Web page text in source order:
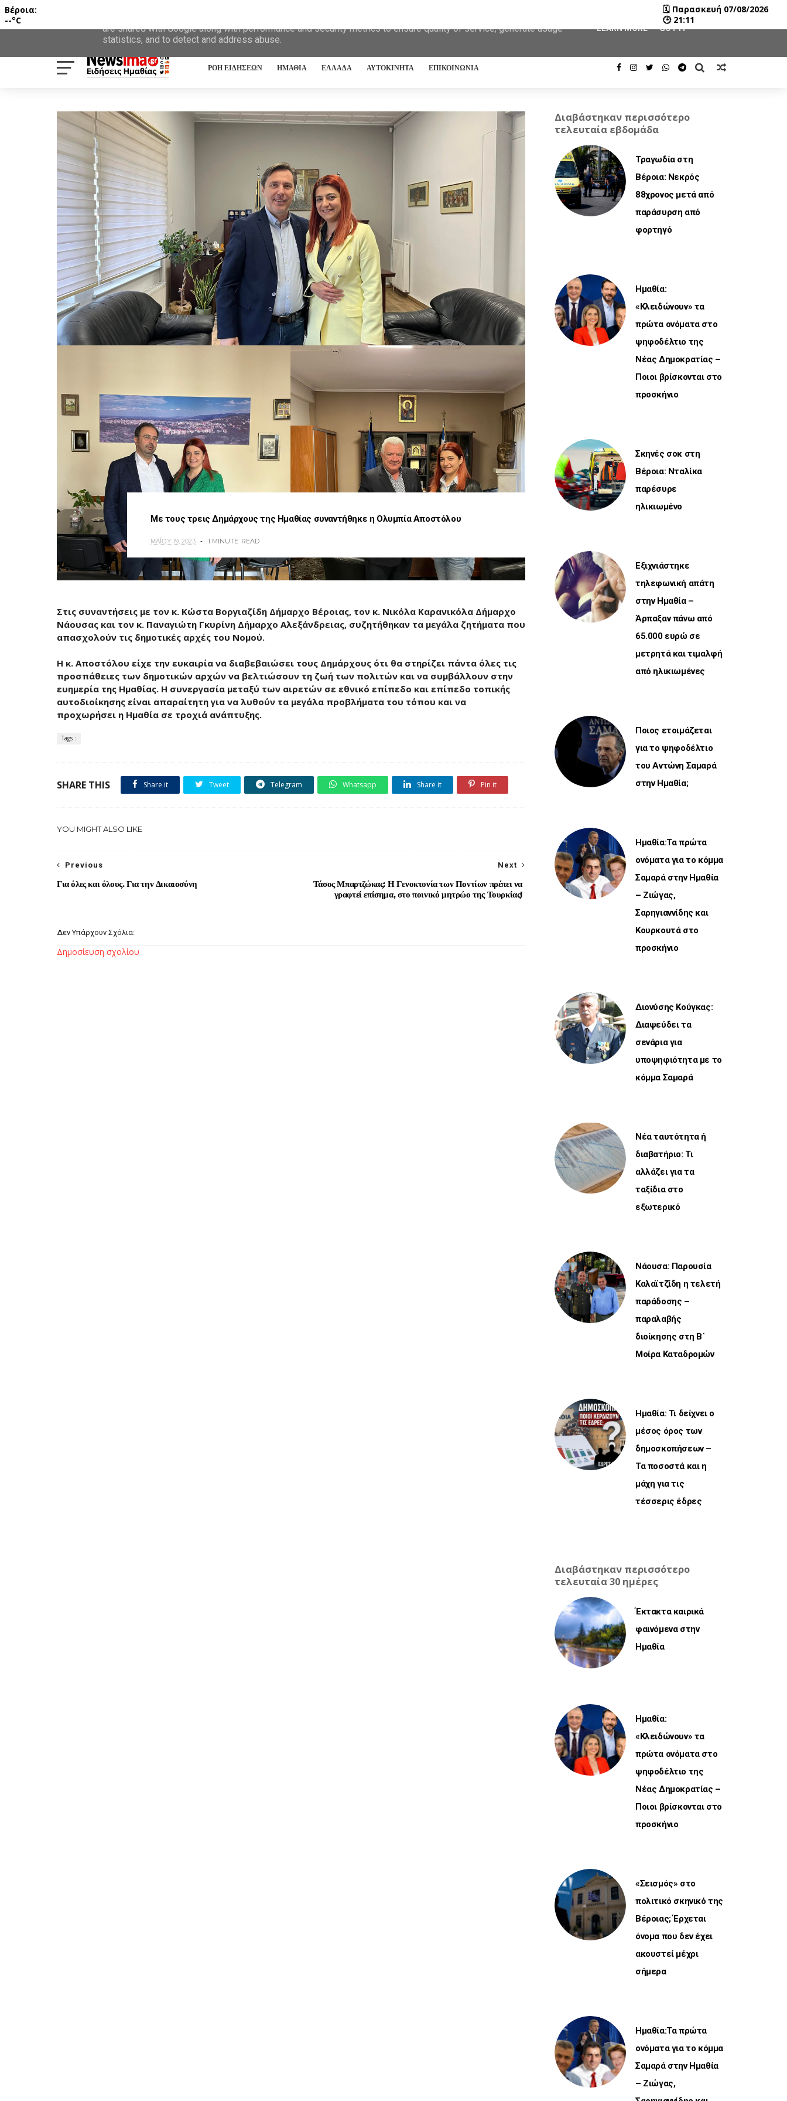
ΡΟΗ ΕΙΔΗΣΕΩΝ ΗΜΑΘΙΑ ΕΛΛΑΔΑ ΑΥΤΟΚΙΝΗΤΑ ΕΠΙΚΟΙΝΩΝΙΑ
Με τους τρεις Δημάρχους της Ημαθίας συναντήθηκε η Ολυμπία Αποστόλου
ΜΑΪ́ΟΥ 19, 2023 1 MINUTE READ
Στις συναντήσεις με τον κ. Κώστα Βοργιαζίδη Δήμαρχο Βέροιας, τον κ. Νικόλα Καρανικόλα Δήμαρχο
Νάουσας και τον κ. Παναγιώτη Γκυρίνη Δήμαρχο Αλεξάνδρειας, συζητήθηκαν τα μεγάλα ζητήματα που
απασχολούν τις δημοτικές αρχές του Νομού.
Η κ. Αποστόλου είχε την ευκαιρία να διαβεβαιώσει τους Δημάρχους ότι θα στηρίζει πάντα όλες τις
προσπάθειες των δημοτικών αρχών να βελτιώσουν τη ζωή των πολιτών και να συμβάλλουν στην
ευημερία της Ημαθίας. Η συνεργασία μεταξύ των αιρετών σε εθνικό επίπεδο και επίπεδο τοπικής
αυτοδιοίκησης είναι απαραίτητη για να λυθούν τα μεγάλα προβλήματα του τόπου και να
προχωρήσει η Ημαθία σε τροχιά ανάπτυξης.
Tags :
SHARE THIS Share it Tweet Telegram Whatsapp Share it Pin it
YOU MIGHT ALSO LIKE
Next
Τάσος Μπαρτζώκας: Η Γενοκτονία των Ποντίων πρέπει να
γραφτεί επίσημα, στο ποινικό μητρώο της Τουρκίας!
Previous
Για όλες και όλους. Για την Δικαιοσύνη
Δεν Υπάρχουν Σχόλια:
Δημοσίευση σχολίου
Διαβάστηκαν περισσότερο
τελευταία εβδομάδα
Τραγωδία στη
Βέροια: Νεκρός
88χρονος μετά από
παράσυρση από
φορτηγό
Ημαθία:
«Κλειδώνουν» τα
πρώτα ονόματα στο
ψηφοδέλτιο της
Νέας Δημοκρατίας –
Ποιοι βρίσκονται στο
προσκήνιο
Σκηνές σοκ στη
Βέροια: Νταλίκα
παρέσυρε
ηλικιωμένο
Εξιχνιάστηκε
τηλεφωνική απάτη
στην Ημαθία –
Άρπαξαν πάνω από
65.000 ευρώ σε
μετρητά και τιμαλφή
από ηλικιωμένες
Ποιος ετοιμάζεται
για το ψηφοδέλτιο
του Αντώνη Σαμαρά
στην Ημαθία;
Ημαθία:Τα πρώτα
ονόματα για το κόμμα
Σαμαρά στην Ημαθία
– Ζιώγας,
Σαρηγιαννίδης και
Κουρκουτά στο
προσκήνιο
Διονύσης Κούγκας:
Διαψεύδει τα
σενάρια για
υποψηφιότητα με το
κόμμα Σαμαρά
Νέα ταυτότητα ή
διαβατήριο: Τι
αλλάζει για τα
ταξίδια στο
εξωτερικό
Νάουσα: Παρουσία
Καλαϊτζίδη η τελετή
παράδοσης –
παραλαβής
διοίκησης στη Β΄
Μοίρα Καταδρομών
Ημαθία: Τι δείχνει ο
μέσος όρος των
δημοσκοπήσεων –
Τα ποσοστά και η
μάχη για τις
τέσσερις έδρες
Διαβάστηκαν περισσότερο
τελευταία 30 ημέρες
Έκτακτα καιρικά
φαινόμενα στην
Ημαθία
Ημαθία:
«Κλειδώνουν» τα
πρώτα ονόματα στο
ψηφοδέλτιο της
Νέας Δημοκρατίας –
Ποιοι βρίσκονται στο
προσκήνιο
«Σεισμός» στο
πολιτικό σκηνικό της
Βέροιας; Έρχεται
όνομα που δεν έχει
ακουστεί μέχρι
σήμερα
Ημαθία:Τα πρώτα
ονόματα για το κόμμα
Σαμαρά στην Ημαθία
– Ζιώγας,
Βέροια:
--°C
🗓 Παρασκευή 07/08/2026
🕒 21:11
are shared with Google along with performance and security metrics to ensure quality of service, generate usage
statistics, and to detect and address abuse.
LEARN MORE GOT IT